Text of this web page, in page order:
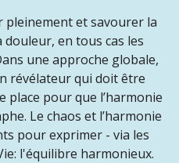
pleinement et savourer la
douleur, en tous cas les
une approche globale,
révélateur qui doit être
place pour que l’harmonie
Le chaos et l’harmonie
pour exprimer - via les
l'équilibre harmonieux.